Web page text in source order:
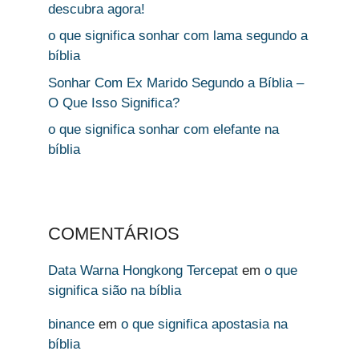
descubra agora!
o que significa sonhar com lama segundo a
bíblia
Sonhar Com Ex Marido Segundo a Bíblia –
O Que Isso Significa?
o que significa sonhar com elefante na
bíblia
COMENTÁRIOS
Data Warna Hongkong Tercepat em o que
significa sião na bíblia
binance em o que significa apostasia na
bíblia